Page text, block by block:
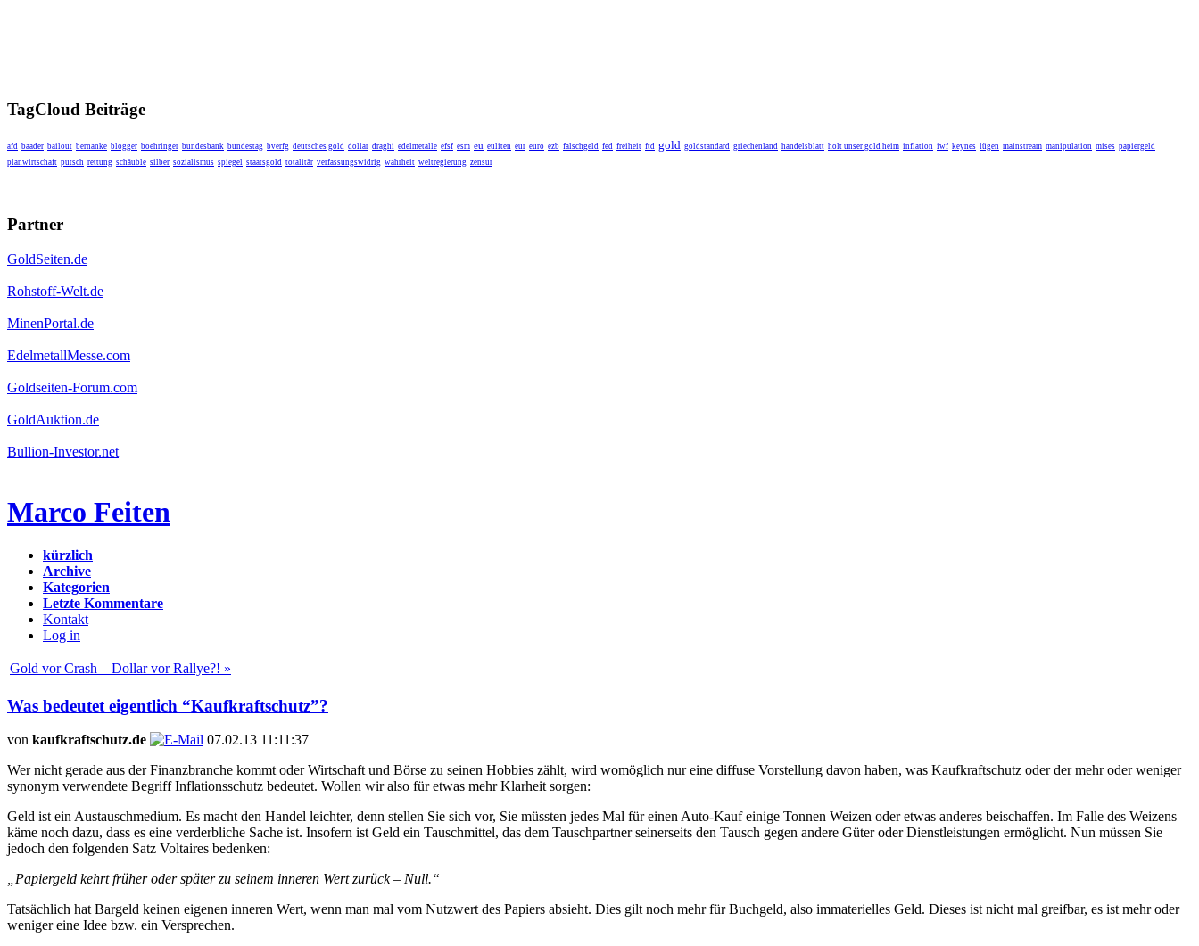
TagCloud Beiträge
afd baader bailout bernanke blogger boehringer bundesbank bundestag bverfg deutsches gold dollar draghi edelmetalle efsf esm eu euliten eur euro ezb falschgeld fed freiheit ftd gold goldstandard griechenland handelsblatt holt unser gold heim inflation iwf keynes lügen mainstream manipulation mises papiergeld
planwirtschaft putsch rettung schäuble silber sozialismus spiegel staatsgold totalitär verfassungswidrig wahrheit weltregierung zensur
Partner
GoldSeiten.de
Rohstoff-Welt.de
MinenPortal.de
EdelmetallMesse.com
Goldseiten-Forum.com
GoldAuktion.de
Bullion-Investor.net
Marco Feiten
kürzlich
Archive
Kategorien
Letzte Kommentare
Kontakt
Log in
Gold vor Crash – Dollar vor Rallye?! »
Was bedeutet eigentlich “Kaufkraftschutz”?
von kaufkraftschutz.de
07.02.13 11:11:37
Wer nicht gerade aus der Finanzbranche kommt oder Wirtschaft und Börse zu seinen Hobbies zählt, wird womöglich nur eine diffuse Vorstellung davon haben, was Kaufkraftschutz oder der mehr oder weniger
synonym verwendete Begriff Inflationsschutz bedeutet. Wollen wir also für etwas mehr Klarheit sorgen:
Geld ist ein Austauschmedium. Es macht den Handel leichter, denn stellen Sie sich vor, Sie müssten jedes Mal für einen Auto-Kauf einige Tonnen Weizen oder etwas anderes beischaffen. Im Falle des Weizens
käme noch dazu, dass es eine verderbliche Sache ist. Insofern ist Geld ein Tauschmittel, das dem Tauschpartner seinerseits den Tausch gegen andere Güter oder Dienstleistungen ermöglicht. Nun müssen Sie
jedoch den folgenden Satz Voltaires bedenken:
„Papiergeld kehrt früher oder später zu seinem inneren Wert zurück – Null.“
Tatsächlich hat Bargeld keinen eigenen inneren Wert, wenn man mal vom Nutzwert des Papiers absieht. Dies gilt noch mehr für Buchgeld, also immaterielles Geld. Dieses ist nicht mal greifbar, es ist mehr oder
weniger eine Idee bzw. ein Versprechen.